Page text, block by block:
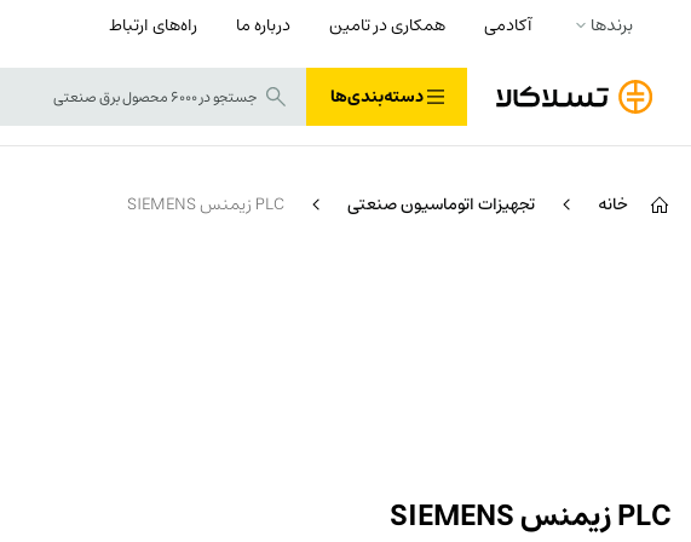
برندها آکادمی همکاری در تامین درباره ما راه‌های ارتباط
دسته‌بندی‌ها
خانه تجهیزات اتوماسیون صنعتی PLC زیمنس SIEMENS
PLC زیمنس SIEMENS